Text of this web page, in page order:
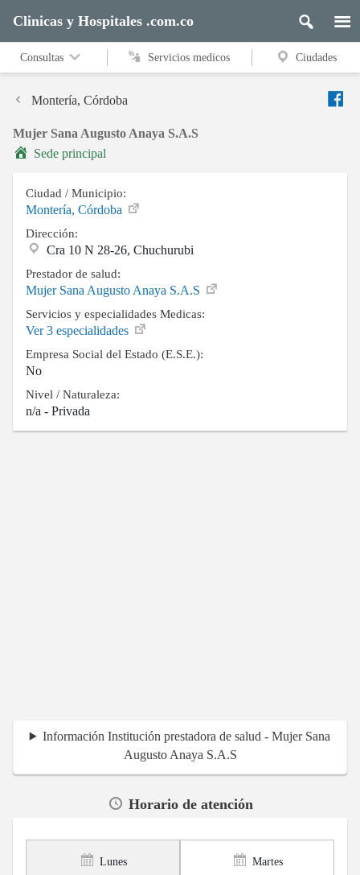
Clinicas y Hospitales .com.co
Consultas Servicios medicos Ciudades
Montería, Córdoba
Mujer Sana Augusto Anaya S.A.S
Sede principal
Ciudad / Municipio:
Montería, Córdoba
Dirección:
Cra 10 N 28-26, Chuchurubi
Prestador de salud:
Mujer Sana Augusto Anaya S.A.S
Servicios y especialidades Medicas:
Ver 3 especialidades
Empresa Social del Estado (E.S.E.):
No
Nivel / Naturaleza:
n/a - Privada
Información Institución prestadora de salud - Mujer Sana
Augusto Anaya S.A.S
Horario de atención
Lunes
Martes